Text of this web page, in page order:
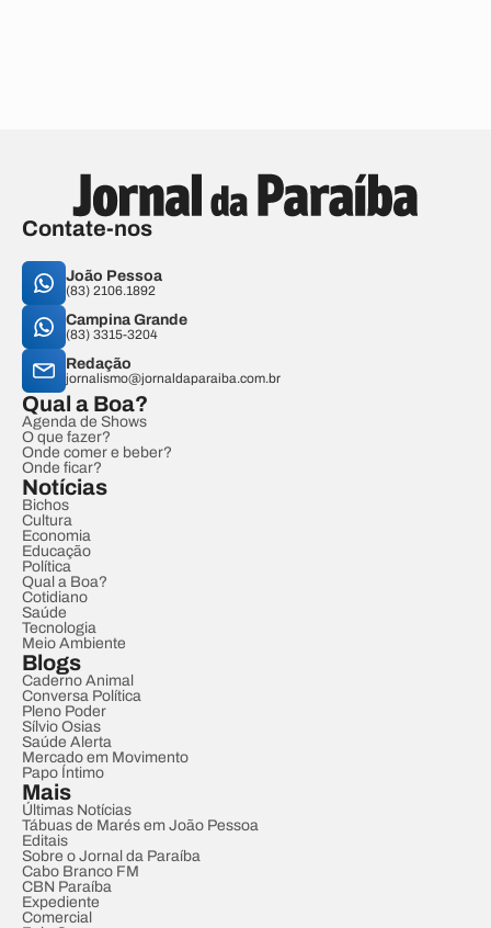
Contate-nos
João Pessoa
(83) 2106.1892
Campina Grande
(83) 3315-3204
Redação
jornalismo@jornaldaparaiba.com.br
Qual a Boa?
Agenda de Shows
O que fazer?
Onde comer e beber?
Onde ficar?
Notícias
Bichos
Cultura
Economia
Educação
Política
Qual a Boa?
Cotidiano
Saúde
Tecnologia
Meio Ambiente
Blogs
Caderno Animal
Conversa Política
Pleno Poder
Sílvio Osias
Saúde Alerta
Mercado em Movimento
Papo Íntimo
Mais
Últimas Notícias
Tábuas de Marés em João Pessoa
Editais
Sobre o Jornal da Paraíba
Cabo Branco FM
CBN Paraíba
Expediente
Comercial